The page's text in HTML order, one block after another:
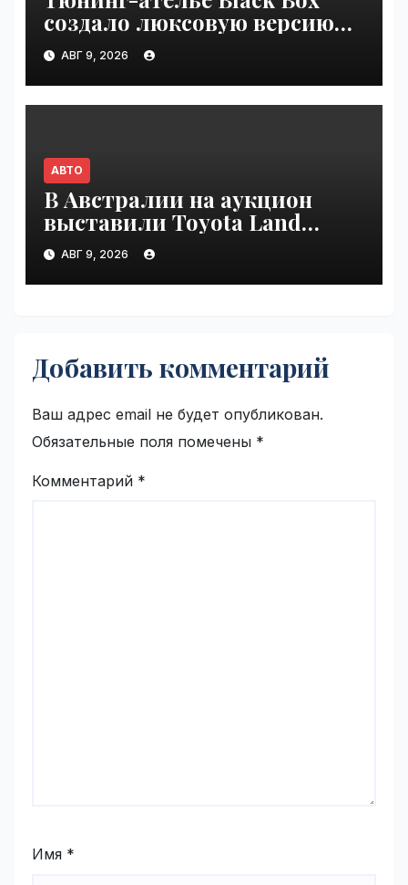
создало люксовую версию
Land Cruiser 70 | VseTime.ru
АВГ 9, 2026
АВТО
В Австралии на аукцион
выставили Toyota Land
Cruiser 200, проехавший 1
млн км | VseTime.ru
АВГ 9, 2026
Добавить комментарий
Ваш адрес email не будет опубликован.
Обязательные поля помечены *
Комментарий *
Имя *